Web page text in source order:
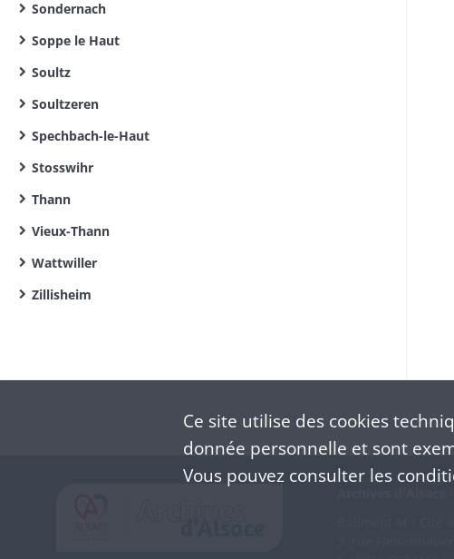
Sondernach
Soppe le Haut
Soultz
Soultzeren
Spechbach-le-Haut
Stosswihr
Thann
Vieux-Thann
Wattwiller
Zillisheim
Bâtiment M / Cité
Ce site utilise des cookies
donnée personnelle et sont
Vous pouvez consulter les